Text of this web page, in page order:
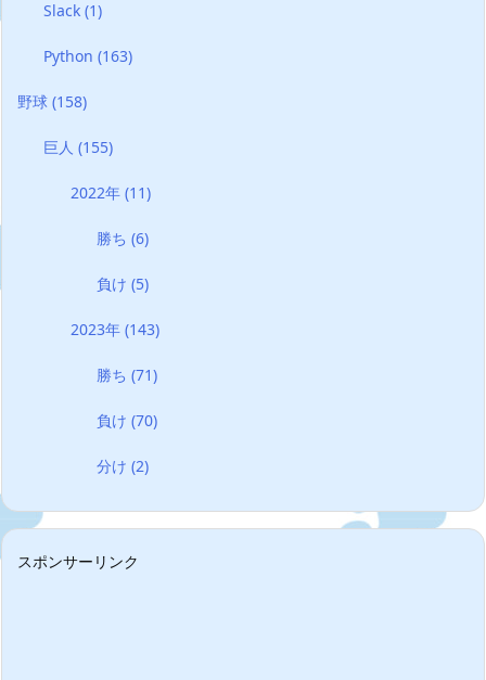
Slack(1)
Python(163)
野球 (158)
巨人(155)
2022年 (11)
勝ち(6)
負け(5)
2023年 (143)
勝ち(71)
負け(70)
分け(2)
スポンサーリンク